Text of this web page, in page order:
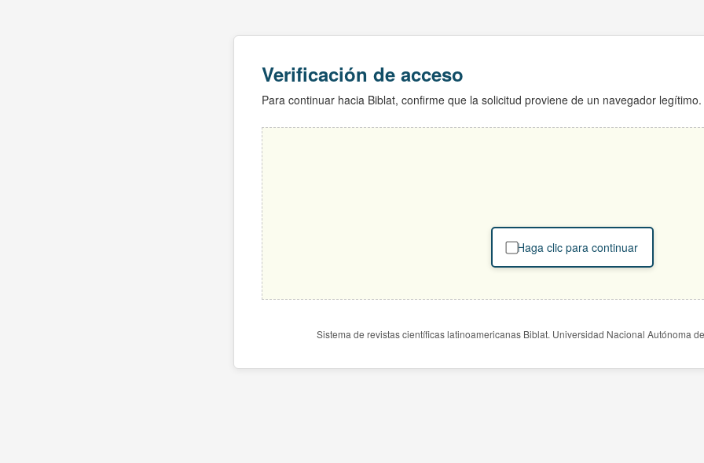
Verificación de acceso
Para continuar hacia Biblat, confirme que la solicitud proviene de un navegador legítimo.
Haga clic para continuar
Sistema de revistas científicas latinoamericanas Biblat. Universidad Nacional Autónoma